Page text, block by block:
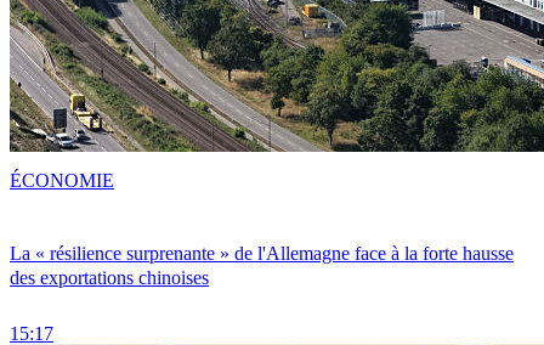
La « résilience surprenante » de l'Allemagne face à la forte hausse
des exportations chinoises
15:17
ÉCONOMIE